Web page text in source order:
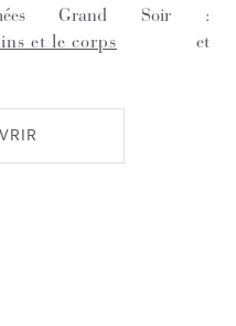
Grand Soir :
et le corps et